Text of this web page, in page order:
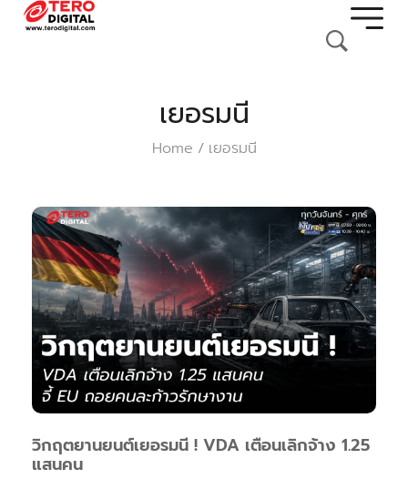
เยอรมนี
Home / เยอรมนี
วิกฤตยานยนต์เยอรมนี ! VDA เตือนเลิกจ้าง 1.25
แสนคน